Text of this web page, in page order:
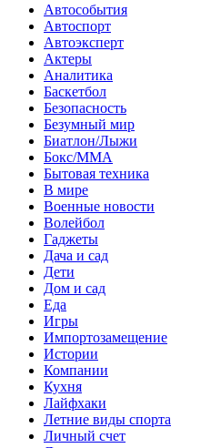
Автособытия
Автоспорт
Автоэксперт
Актеры
Аналитика
Баскетбол
Безопасность
Безумный мир
Биатлон/Лыжи
Бокс/MMA
Бытовая техника
В мире
Военные новости
Волейбол
Гаджеты
Дача и сад
Дети
Дом и сад
Еда
Игры
Импортозамещение
Истории
Компании
Кухня
Лайфхаки
Летние виды спорта
Личный счет